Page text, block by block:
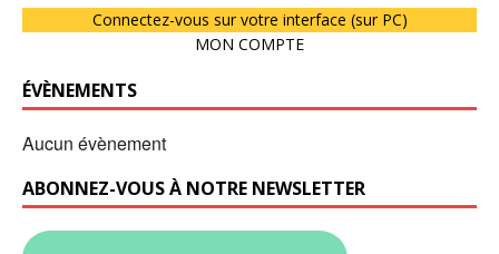
Connectez-vous sur votre interface (sur PC)
MON COMPTE
ÉVÈNEMENTS
Aucun évènement
ABONNEZ-VOUS À NOTRE NEWSLETTER